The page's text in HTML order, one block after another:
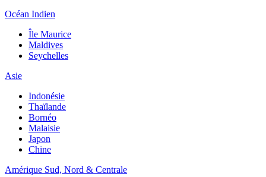
Océan Indien
Île Maurice
Maldives
Seychelles
Asie
Indonésie
Thaïlande
Bornéo
Malaisie
Japon
Chine
Amérique Sud, Nord & Centrale